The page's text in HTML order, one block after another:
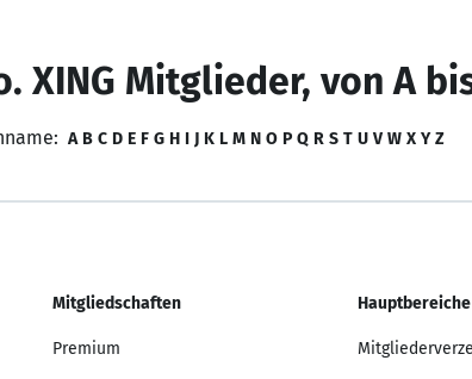
XING Mitglieder, von A
A B C D E F G H I J K L M N O P Q R S T U V W X Y Z
Mitgliedschaften
Premium
Hauptbereiche